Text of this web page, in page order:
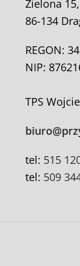
Zielona 15,
86-134
REGON:
NIP:
TPS
tel: 515
tel: 509